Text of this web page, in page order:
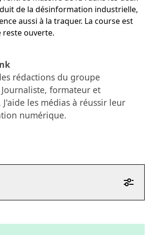
de la désinformation industrielle,
aussi à la traquer. La course est
reste ouverte.
rédactions du groupe
formateur et
les médias à réussir leur
numérique.